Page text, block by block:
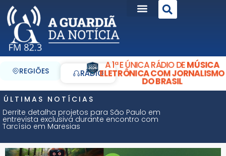
REGIÕES RÁDIO
A 1ª E ÚNICA RÁDIO DEMÚSICA
ELETRÔNICA COM JORNALISMO
DO BRASIL
ÚLTIMAS NOTÍCIAS
Derrite detalha projetos para São Paulo em
entrevista exclusiva durante encontro com
Tarcísio em Maresias